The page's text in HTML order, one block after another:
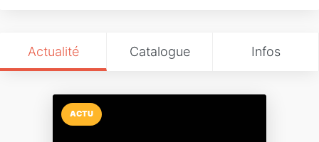
Actualité Catalogue Infos
ACTU